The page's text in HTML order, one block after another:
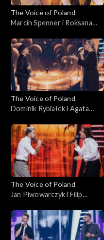
The Voice of Poland
Marcin Spenner i Roksana
„The Voice of Poland”, Bitwy,
18 października 2025
The Voice of Poland
Dominik Rybiałek i Agata
Ciebie”; „The Voice of
Poland”, Bitwy, 18
października 2025
The Voice of Poland
Jan Piwowarczyk i Filip
Open”; „The Voice of
Poland”, Bitwy, 11
października 2025